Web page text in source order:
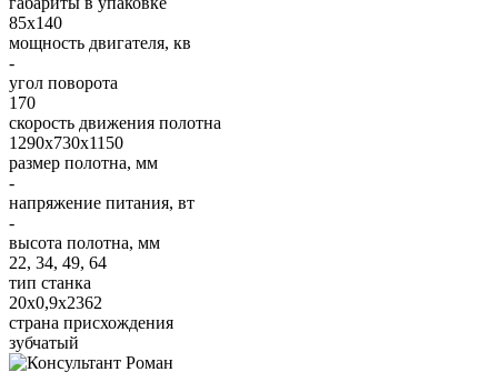
85х140
мощность двигателя, кв
-
угол поворота
170
скорость движения полотна
1290х730х1150
размер полотна, мм
-
напряжение питания, вт
-
высота полотна, мм
22, 34, 49, 64
тип станка
20х0,9х2362
страна присхождения
зубчатый